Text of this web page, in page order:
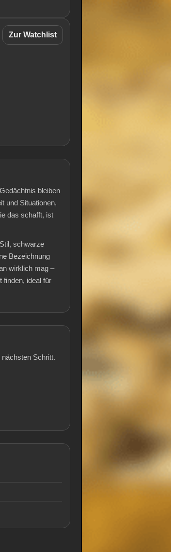
Zur Watchlist
bleiben
und Situationen,
das schafft, ist
schwarze
Bezeichnung
wirklich mag –
finden, ideal für
Schritt.